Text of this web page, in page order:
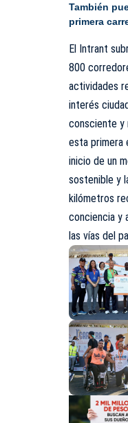
También
primera
El Intrant
800
actividades
interés
consciente y
esta primera
inicio de un
sostenible y
kilómetros
conciencia y
las vías del